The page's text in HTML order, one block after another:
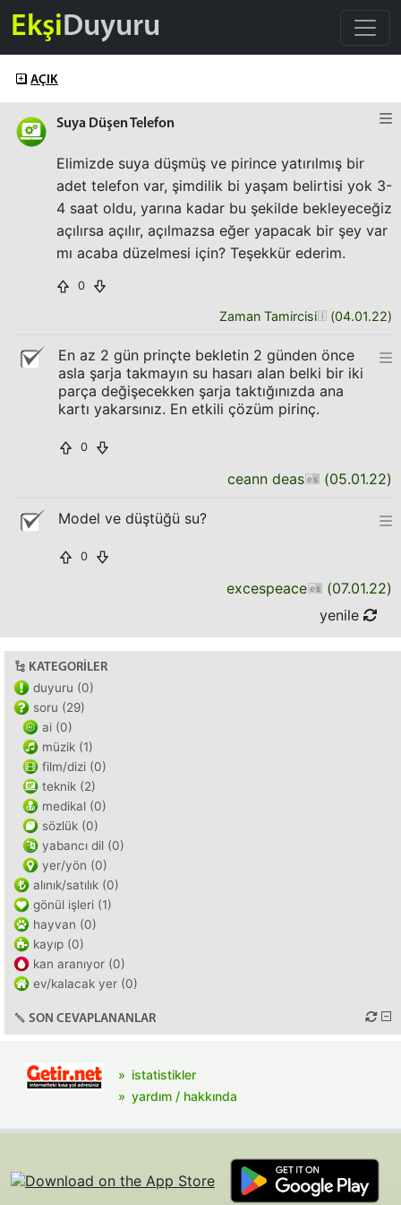
EkşiDuyuru
AÇIK
Suya Düşen Telefon
Elimizde suya düşmüş ve pirince yatırılmış bir
adet telefon var, şimdilik bi yaşam belirtisi yok 3-
4 saat oldu, yarına kadar bu şekilde bekleyeceğiz
açılırsa açılır, açılmazsa eğer yapacak bir şey var
mı acaba düzelmesi için? Teşekkür ederim.
0
Zaman Tamircisi (04.01.22)
En az 2 gün prinçte bekletin 2 günden önce
asla şarja takmayın su hasarı alan belki bir iki
parça değişecekken şarja taktığınızda ana
kartı yakarsınız. En etkili çözüm pirinç.
0
ceann deas (05.01.22)
Model ve düştüğü su?
0
excespeace (07.01.22)
yenile
KATEGORILER
duyuru (0)
soru (29)
ai (0)
müzik (1)
film/dizi (0)
teknik (2)
medikal (0)
sözlük (0)
yabancı dil (0)
yer/yön (0)
alınık/satılık (0)
gönül işleri (1)
hayvan (0)
kayıp (0)
kan aranıyor (0)
ev/kalacak yer (0)
SON CEVAPLANANLAR
istatistikler
yardım / hakkında